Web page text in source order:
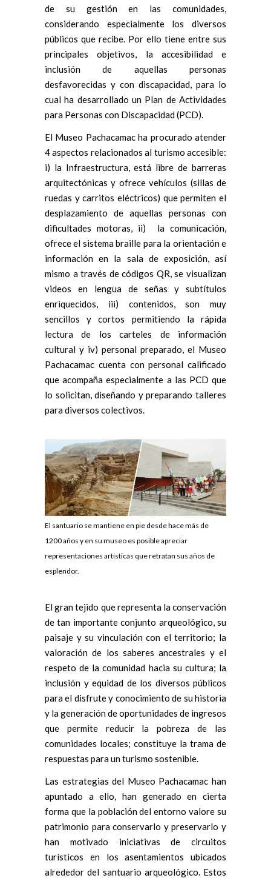
de su gestión en las comunidades,
considerando especialmente los diversos
públicos que recibe. Por ello tiene entre sus
principales objetivos, la accesibilidad e
inclusión de aquellas personas
desfavorecidas y con discapacidad, para lo
cual ha desarrollado un Plan de Actividades
para Personas con Discapacidad (PCD).
El Museo Pachacamac ha procurado atender
4 aspectos relacionados al turismo accesible:
i) la Infraestructura, está libre de barreras
arquitectónicas y ofrece vehículos (sillas de
ruedas y carritos eléctricos) que permiten el
desplazamiento de aquellas personas con
dificultades motoras, ii) la comunicación,
ofrece el sistema braille para la orientación e
información en la sala de exposición, así
mismo a través de códigos QR, se visualizan
videos en lengua de señas y subtítulos
enriquecidos, iii) contenidos, son muy
sencillos y cortos permitiendo la rápida
lectura de los carteles de información
cultural y iv) personal preparado, el Museo
Pachacamac cuenta con personal calificado
que acompaña especialmente a las PCD que
lo solicitan, diseñando y preparando talleres
para diversos colectivos.
El santuario se mantiene en pie desde hace más de
1200 años y en su museo es posible apreciar
representaciones artísticas que retratan sus años de
esplendor.
El gran tejido que representa la conservación
de tan importante conjunto arqueológico, su
paisaje y su vinculación con el territorio; la
valoración de los saberes ancestrales y el
respeto de la comunidad hacia su cultura; la
inclusión y equidad de los diversos públicos
para el disfrute y conocimiento de su historia
y la generación de oportunidades de ingresos
que permite reducir la pobreza de las
comunidades locales; constituye la trama de
respuestas para un turismo sostenible.
Las estrategias del Museo Pachacamac han
apuntado a ello, han generado en cierta
forma que la población del entorno valore su
patrimonio para conservarlo y preservarlo y
han motivado iniciativas de circuitos
turísticos en los asentamientos ubicados
alrededor del santuario arqueológico. Estos